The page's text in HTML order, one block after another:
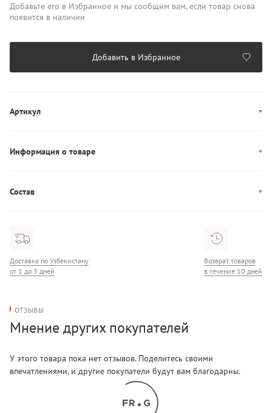
Добавьте его в Избранное и мы сообщим вам, если товар снова
появится в наличии
Добавить в Избранное
Артикул
Информация о товаре
Отделения/карманы (внутренние): одно отделение
Состав
Доставка по Узбекистану
от 1 до 3 дней
Возврат товаров
в течение 10 дней
ОТЗЫВЫ
Мнение других покупателей
У этого товара пока нет отзывов. Поделитесь своими
впечатлениями, и другие покупатели будут вам благодарны.